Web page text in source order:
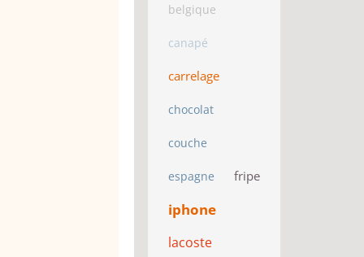
belgique
canapé
carrelage
chocolat
couche
espagne fripe
iphone
lacoste